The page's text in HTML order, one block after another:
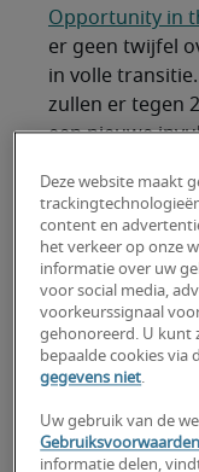
Opportunity in
er geen twijfel
in volle
zullen er tegen
een nieuwe
42 % van de
jobs nodig zijn,
die
‘reskilling’ of
wordt absoluut
bedrijfsniveau
worden.
De skills
Deze website maakt
content en
het verkeer op onze
informatie over uw
voor social media,
voorkeurssignaal
gehonoreerd. U kunt
bepaalde cookies via
gegevens niet.
Uw gebruik van de
Gebruiksvoorwaarden
informatie delen,